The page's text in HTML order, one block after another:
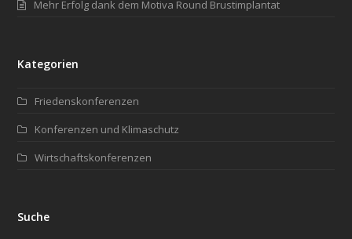
Mehr Erfolg dank dem Motiva Round Brustimplantat
Kategorien
Friedenskonferenzen
Konferenzen und Klimaschutz
Wirtschaftskonferenzen
Suche